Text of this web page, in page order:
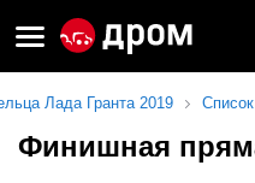
Лада Гранта 2019
Финишная